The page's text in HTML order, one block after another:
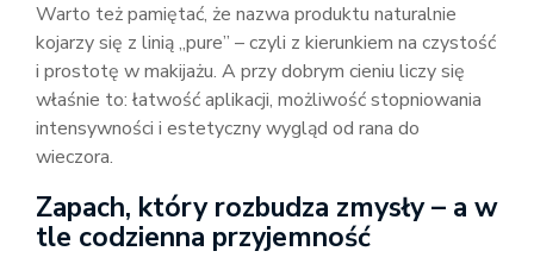
Warto też pamiętać, że nazwa produktu naturalnie
kojarzy się z linią „pure” – czyli z kierunkiem na czystość
i prostotę w makijażu. A przy dobrym cieniu liczy się
właśnie to: łatwość aplikacji, możliwość stopniowania
intensywności i estetyczny wygląd od rana do
wieczora.
Zapach, który rozbudza zmysły – a w
tle codzienna przyjemność